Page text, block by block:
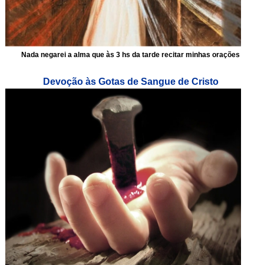
Nada negarei a alma que às 3 hs da tarde recitar minhas orações
Devoção às Gotas de Sangue de Cristo